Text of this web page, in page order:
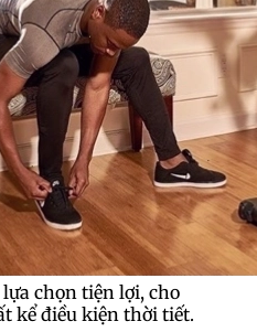
chọn tiện lợi, cho
kể điều kiện thời tiết.